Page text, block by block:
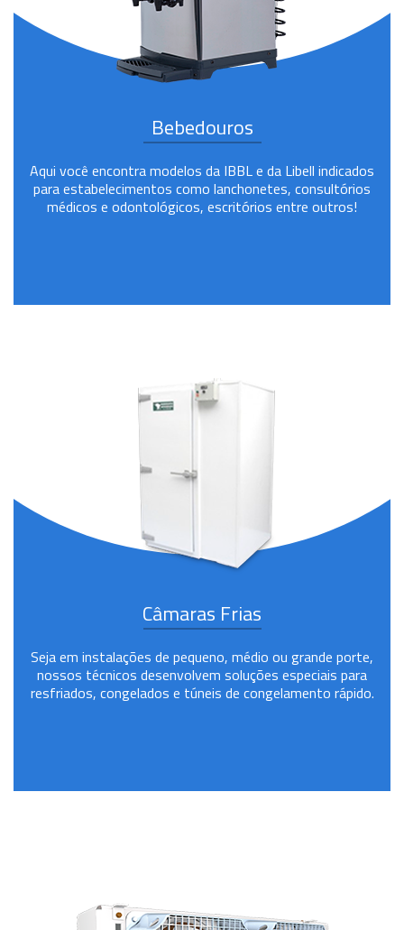
Bebedouros
Aqui você encontra modelos da IBBL e da Libell indicados
para estabelecimentos como lanchonetes, consultórios
médicos e odontológicos, escritórios entre outros!
Câmaras Frias
Seja em instalações de pequeno, médio ou grande porte,
nossos técnicos desenvolvem soluções especiais para
resfriados, congelados e túneis de congelamento rápido.